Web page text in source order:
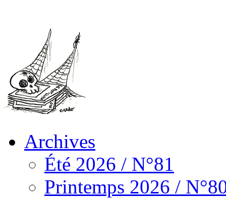
Archives
Été 2026 / N°81
Printemps 2026 /